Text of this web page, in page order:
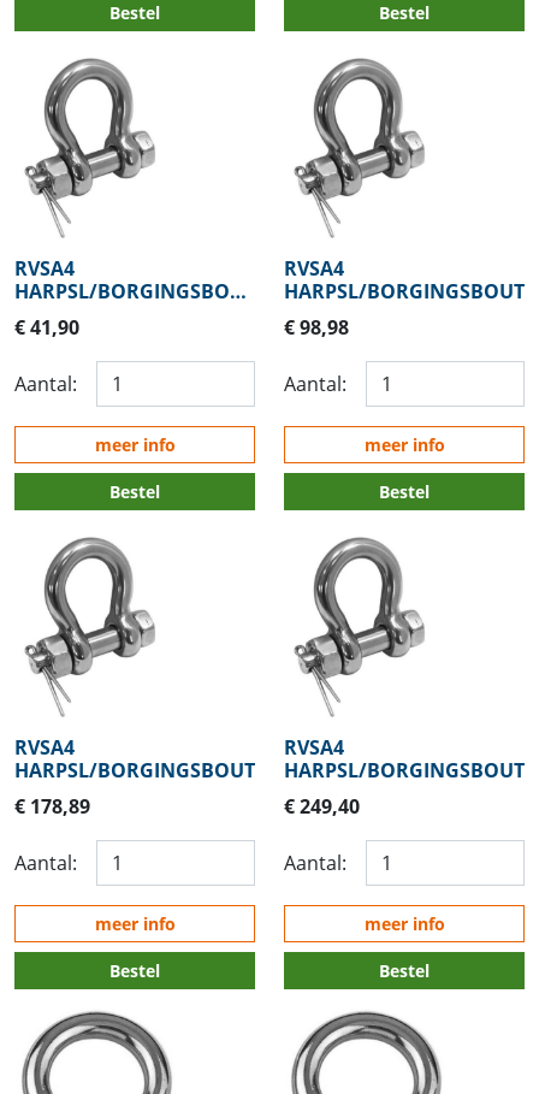
Bestel Bestel
RVSA4
HARPSL/BORGINGSBOUT
12,7MM
€ 41,90
Aantal:
meer info
Bestel
RVSA4
HARPSL/
€ 98,98
Aantal:
meer info
Bestel
RVSA4
HARPSL/BORGINGSBOUT19MM
€ 178,89
Aantal:
meer info
Bestel
RVSA4
HARPSL/
€ 249,40
Aantal:
meer info
Bestel